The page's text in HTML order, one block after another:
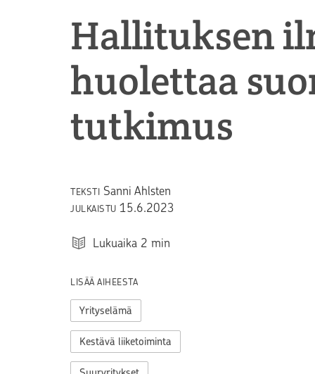
Hallituksen
huolettaa
tutkimus
TEKSTI Sanni Ahlsten
JULKAISTU 15.6.2023
Lukuaika 2 min
LISÄÄ AIHEESTA
Yrityselämä
Kestävä liiketoiminta